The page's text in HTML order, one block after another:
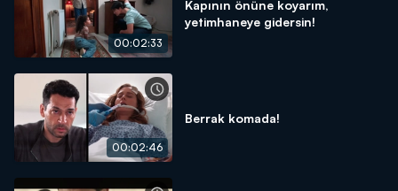
00:02:33
Kapının önüne koyarım,
yetimhaneye gidersin!
00:02:46
Berrak komada!